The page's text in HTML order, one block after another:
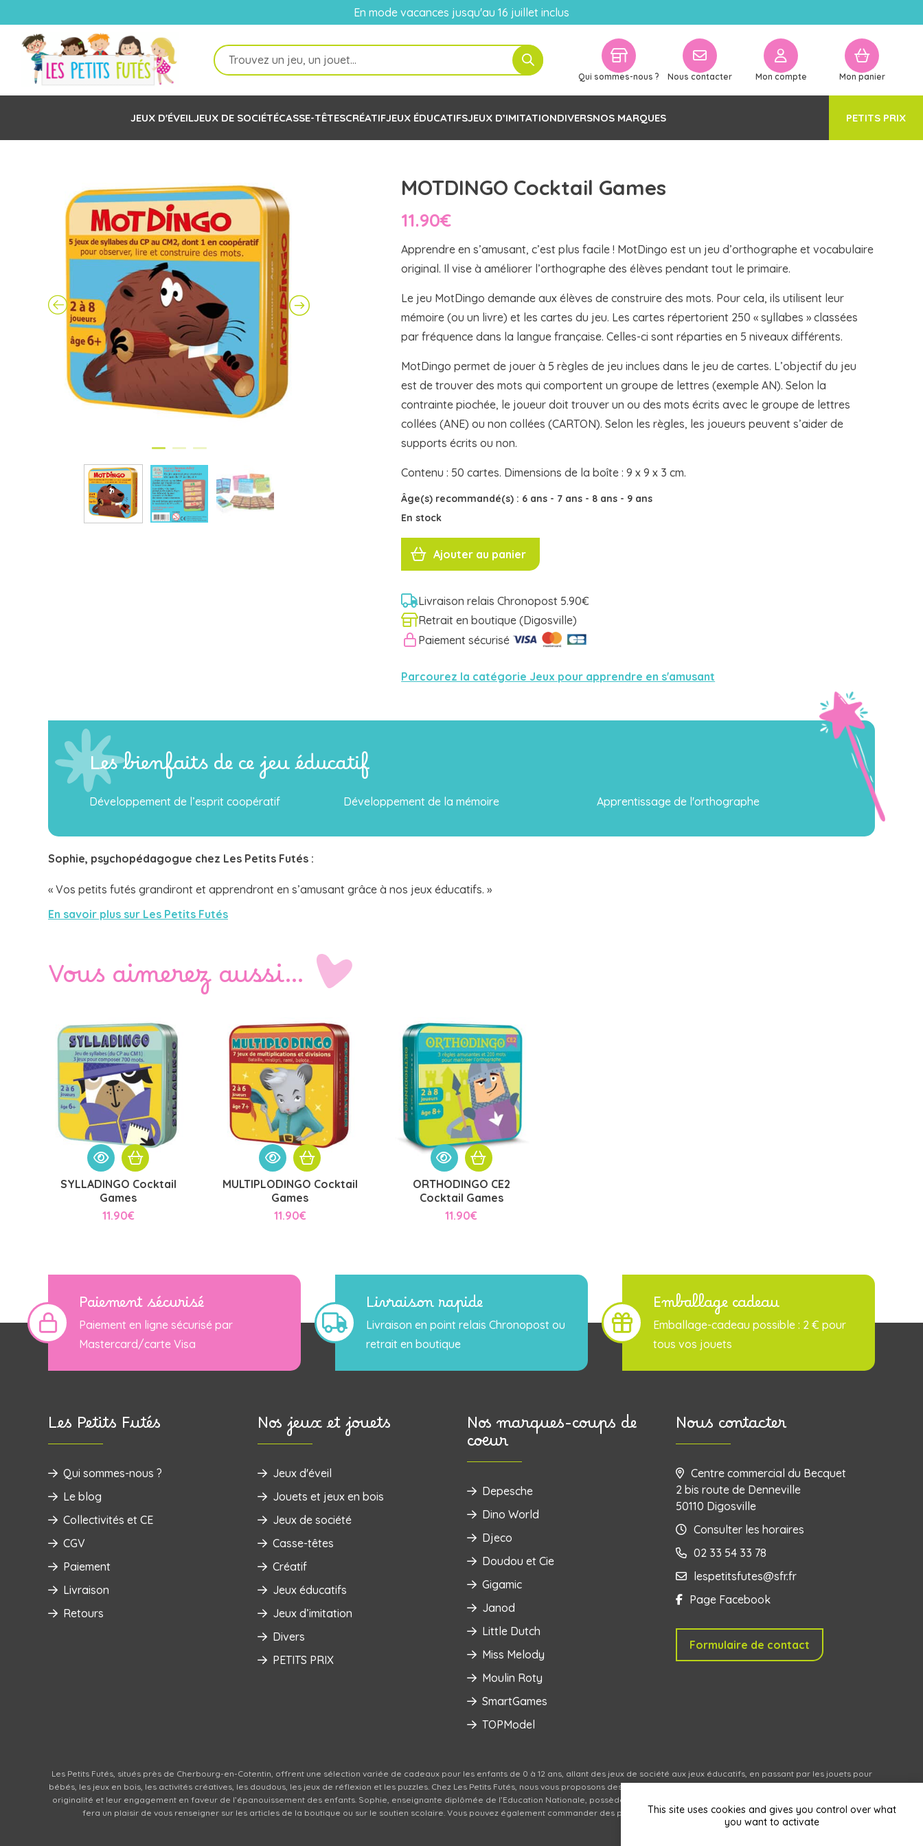
En mode vacances jusqu'au 16 juillet inclus
Recherche
de
produits
Qui sommes-nous ? Nous contacter Mon compte Mon panier
JEUX D'ÉVEILJEUX DE SOCIÉTÉCASSE-TÊTESCRÉATIFJEUX ÉDUCATIFSJEUX D’IMITATIONDIVERSNOS MARQUES PETITS PRIX
MOTDINGO Cocktail Games
11.90€
Apprendre en s’amusant, c’est plus facile ! MotDingo est un jeu d’orthographe et vocabulaire
original. Il vise à améliorer l’orthographe des élèves pendant tout le primaire.
Le jeu MotDingo demande aux élèves de construire des mots. Pour cela, ils utilisent leur
mémoire (ou un livre) et les cartes du jeu. Les cartes répertorient 250 « syllabes » classées
par fréquence dans la langue française. Celles-ci sont réparties en 5 niveaux différents.
MotDingo permet de jouer à 5 règles de jeu inclues dans le jeu de cartes. L’objectif du jeu
est de trouver des mots qui comportent un groupe de lettres (exemple AN). Selon la
contrainte piochée, le joueur doit trouver un ou des mots écrits avec le groupe de lettres
collées (ANE) ou non collées (CARTON). Selon les règles, les joueurs peuvent s’aider de
supports écrits ou non.
Contenu : 50 cartes. Dimensions de la boîte : 9 x 9 x 3 cm.
Âge(s) recommandé(s) : 6 ans - 7 ans - 8 ans - 9 ans
En stock
quantité
MOTDINGO
Cocktail Ajouter au panier
Livraison relais Chronopost 5.90€
Retrait en boutique (Digosville)
Paiement sécurisé
Parcourez la catégorie Jeux pour apprendre en s'amusant
Les bienfaits de ce jeu éducatif
Développement de l’esprit coopératif Développement de la mémoire Apprentissage de l'orthographe
Sophie, psychopédagogue chez Les Petits Futés :
« Vos petits futés grandiront et apprendront en s’amusant grâce à nos jeux éducatifs. »
En savoir plus sur Les Petits Futés
Vous aimerez aussi…
SYLLADINGO Cocktail
Games
11.90€
MULTIPLODINGO Cocktail
Games
11.90€
ORTHODINGO CE2
Cocktail Games
11.90€
Paiement sécurisé
Paiement en ligne sécurisé par
Mastercard/carte Visa
Livraison rapide
Livraison en point relais Chronopost ou
retrait en boutique
Emballage cadeau
Emballage-cadeau possible : 2 € pour
tous vos jouets
Les Petits Futés
Qui sommes-nous ?
Le blog
Collectivités et CE
CGV
Paiement
Livraison
Retours
Nos jeux et jouets
Jeux d'éveil
‌Jouets et jeux en bois
Jeux de société
Casse-têtes
Créatif
Jeux éducatifs
Jeux d’imitation
Divers
PETITS PRIX
Nos marques-coups de
coeur
Depesche
Dino World
Djeco
Doudou et Cie
Gigamic
Janod
Little Dutch
Miss Melody
Moulin Roty
SmartGames
TOPModel
Nous contacter
Centre commercial du Becquet
2 bis route de Denneville
50110 Digosville
Consulter les horaires
02 33 54 33 78
lespetitsfutes@sfr.fr
Page Facebook
Formulaire de contact
Les Petits Futés, situés près de Cherbourg-en-Cotentin, offrent une sélection variée de cadeaux pour les enfants de 0 à 12 ans, allant des jeux de société aux jeux éducatifs, en passant par les jouets pour
bébés, les jeux en bois, les activités créatives, les doudous, les jeux de réflexion et les puzzles. Chez Les Petits Futés, nous vous proposons des marques que nous avons sélectionnées pour leur qualité, leur
originalité et leur engagement en faveur de l’épanouissement des enfants. Sophie, enseignante diplômée de l’Education Nationale, possède une belle expérience auprès des enfants de tous âges et se
fera un plaisir de vous renseigner sur les articles de la boutique ou sur le soutien scolaire. Vous pouvez également commander des produits en ligne (livraison en relais partout en France).
This site uses cookies and gives you control over what
you want to activate